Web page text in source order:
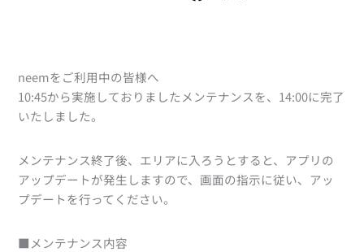
neemをご利用中の皆様へ
10:45から実施しておりましたメンテナンスを、14:00に完了
いたしました。
メンテナンス終了後、エリアに入ろうとすると、アプリの
アップデートが発生しますので、画面の指示に従い、アッ
プデートを行ってください。
■メンテナンス内容